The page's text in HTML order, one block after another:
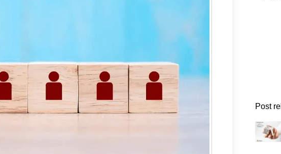
Post